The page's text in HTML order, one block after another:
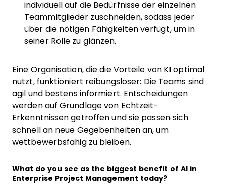
individuell auf die Bedürfnisse der einzelnen
Teammitglieder zuschneiden, sodass jeder
über die nötigen Fähigkeiten verfügt, um in
seiner Rolle zu glänzen.
Eine Organisation, die die Vorteile von KI optimal
nutzt, funktioniert reibungsloser: Die Teams sind
agil und bestens informiert. Entscheidungen
werden auf Grundlage von Echtzeit-
Erkenntnissen getroffen und sie passen sich
schnell an neue Gegebenheiten an, um
wettbewerbsfähig zu bleiben.
What do you see as the biggest benefit of AI in
Enterprise Project Management today?